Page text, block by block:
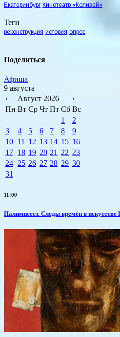
Екатеринбург Кинотеатр «Колизей»
Теги
реконструкция история опрос
Поделиться
Афиша
9 августа
‹
Август 2026
›
Пн Вт Ср Чт Пт Сб Вс
1
2
3
4 5 6 7 8
9
10 11 12 13 14 15 16
17 18 19 20 21 22 23
24 25 26 27 28 29 30
31
11:00
Палимпсест. Следы времён в искусстве